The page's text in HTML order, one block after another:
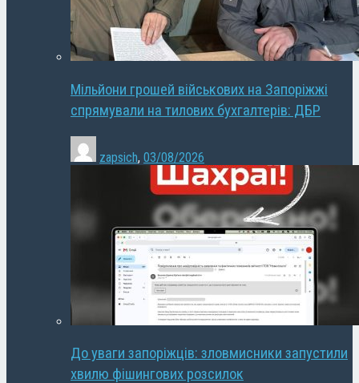
Мільйони грошей військових на Запоріжжі
спрямували на тилових бухгалтерів: ДБР
zapsich, 03/08/2026
До уваги запоріжців: зловмисники запустили
хвилю фішингових розсилок